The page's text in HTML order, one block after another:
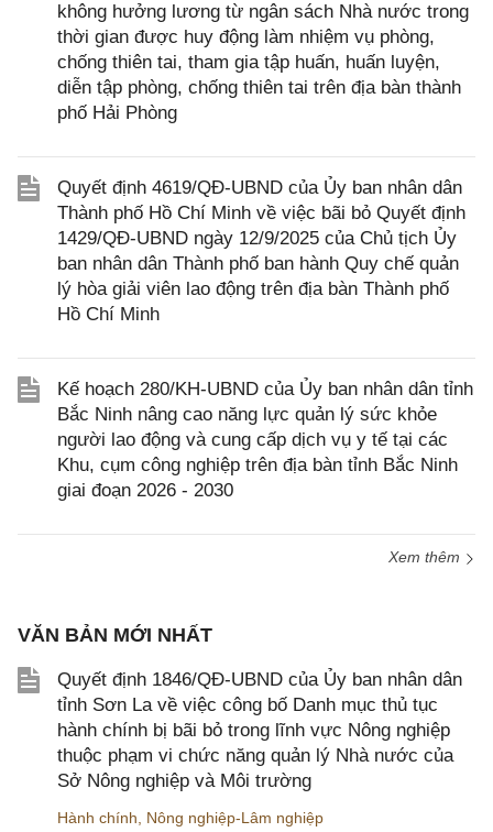
không hưởng lương từ ngân sách Nhà nước trong
thời gian được huy động làm nhiệm vụ phòng,
chống thiên tai, tham gia tập huấn, huấn luyện,
diễn tập phòng, chống thiên tai trên địa bàn thành
phố Hải Phòng
Quyết định 4619/QĐ-UBND của Ủy ban nhân dân
Thành phố Hồ Chí Minh về việc bãi bỏ Quyết định
1429/QĐ-UBND ngày 12/9/2025 của Chủ tịch Ủy
ban nhân dân Thành phố ban hành Quy chế quản
lý hòa giải viên lao động trên địa bàn Thành phố
Hồ Chí Minh
Kế hoạch 280/KH-UBND của Ủy ban nhân dân tỉnh
Bắc Ninh nâng cao năng lực quản lý sức khỏe
người lao động và cung cấp dịch vụ y tế tại các
Khu, cụm công nghiệp trên địa bàn tỉnh Bắc Ninh
giai đoạn 2026 - 2030
Xem thêm
VĂN BẢN MỚI NHẤT
Quyết định 1846/QĐ-UBND của Ủy ban nhân dân
tỉnh Sơn La về việc công bố Danh mục thủ tục
hành chính bị bãi bỏ trong lĩnh vực Nông nghiệp
thuộc phạm vi chức năng quản lý Nhà nước của
Sở Nông nghiệp và Môi trường
Hành chính, Nông nghiệp-Lâm nghiệp